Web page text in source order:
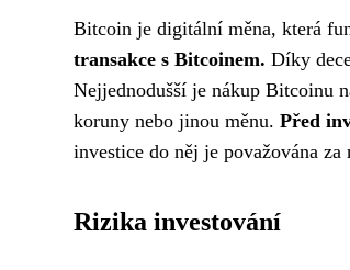
Bitcoin je digitální měna, která
transakce s Bitcoinem. Díky
Nejjednodušší je nákup Bitcoinu
koruny nebo jinou měnu. Před
investice do něj je považována
Rizika investování